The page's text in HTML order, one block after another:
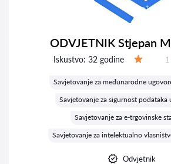
ODVJETNIK Stjepan
Iskustvo: 32 godine
Savjetovanje za međunarodne
Savjetovanje za sigurnost podataka
Savjetovanje za e-trgovinske
Savjetovanje za intelektualno
Odvjetnik